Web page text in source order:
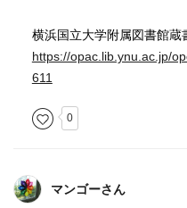
横浜国立大学附属図書館蔵
https://opac.lib.ynu.ac.jp/
611
0
マンゴーさん